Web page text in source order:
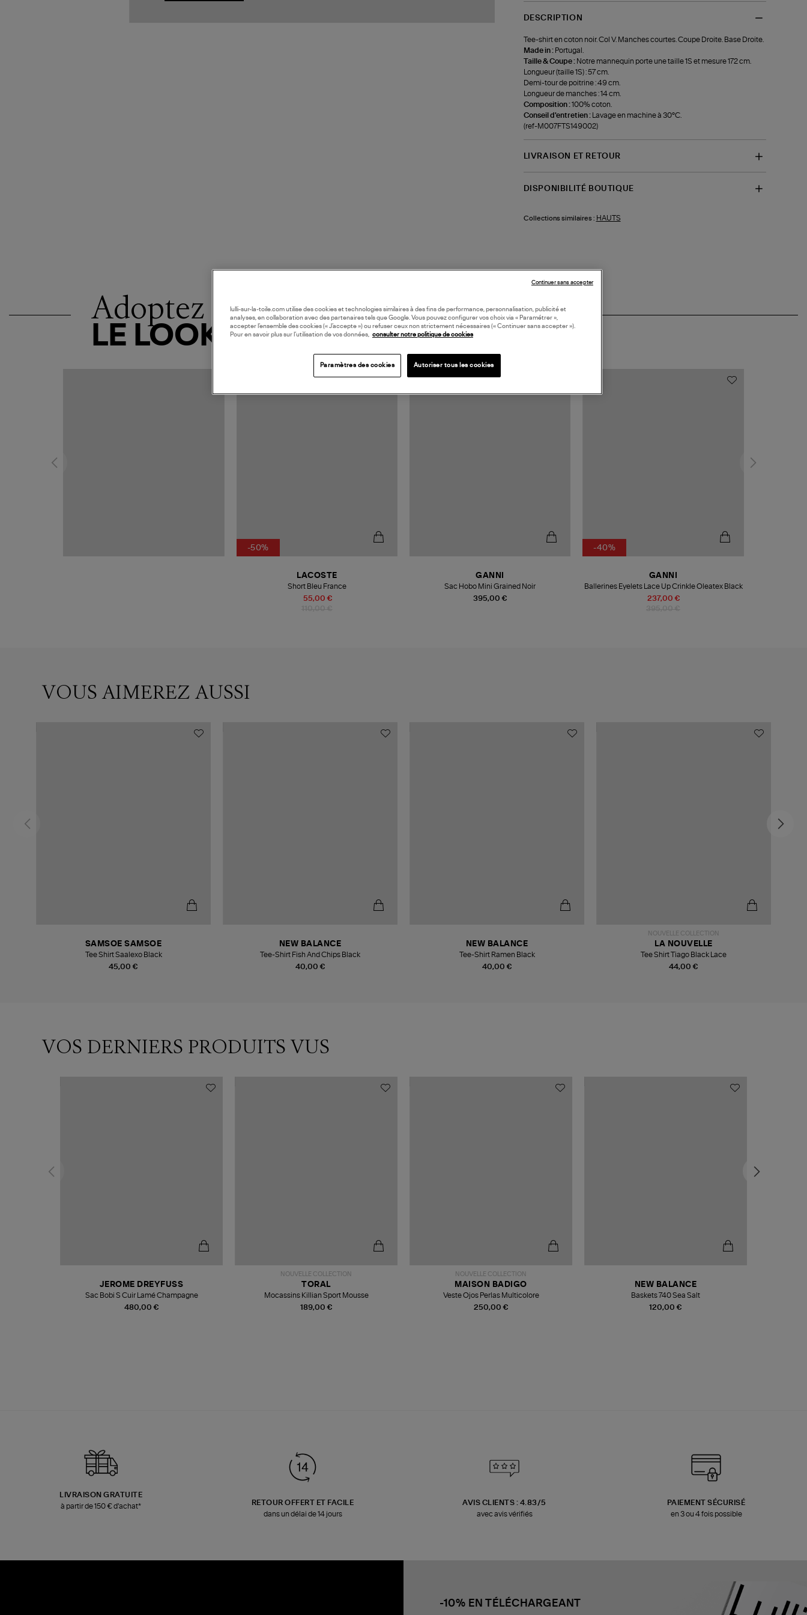
DESCRIPTION
Tee-shirt en coton noir. Col V. Manches courtes. Coupe Droite. Base Droite.
Made in : Portugal.
Taille & Coupe : Notre mannequin porte une taille 1S et mesure 172 cm.
Longueur (taille 1S) : 57 cm.
Demi-tour de poitrine : 49 cm.
Longueur de manches : 14 cm.
Composition :100% coton.
Conseil d'entretien :
Lavage en machine à 30°C.
(ref-M007FTS149002)
LIVRAISON ET RETOUR
DISPONIBILITÉ BOUTIQUE
Collections similaires : HAUTS
Adoptez
LE LOOK
-50%
55,00 €
LACOSTE
Short Bleu France
395,00 €
GANNI
Sac Hobo Mini Grained Noir
-40%
237,00 €
GANNI
Ballerines Eyelets Lace Up Crinkle Oleatex Black
VOUS AIMEREZ AUSSI
45,00 €
SAMSOE SAMSOE
Tee Shirt Saalexo Black
40,00 €
NEW BALANCE
Tee-Shirt Fish And Chips Black
40,00 €
NEW BALANCE
Tee-Shirt Ramen Black
NOUVELLE COLLECTION
44,00 €
LA NOUVELLE
Tee Shirt Tiago Black Lace
VOS DERNIERS PRODUITS VUS
480,00 €
JEROME DREYFUSS
Sac Bobi S Cuir Lamé Champagne
NOUVELLE COLLECTION
189,00 €
TORAL
Mocassins Killian Sport Mousse
NOUVELLE COLLECTION
250,00 €
MAISON BADIGO
Veste Ojos Perlas Multicolore
120,00 €
NEW BALANCE
Baskets 740 Sea Salt
LIVRAISON GRATUITE
à partir de 150 € d'achat*
RETOUR OFFERT ET FACILE
dans un délai de 14 jours
AVIS CLIENTS : 4.83/5
avec avis vérifiés
PAIEMENT SÉCURISÉ
en 3 ou 4 fois possible
-10% EN TÉLÉCHARGEANT
lulli-sur-la-toile.com utilise des cookies et technologies similaires à des fins de performance, personnalisation, publicité et
analyses, en collaboration avec des partenaires tels que Google. Vous pouvez configurer vos choix via « Paramétrer »,
accepter l’ensemble des cookies (« J’accepte ») ou refuser ceux non strictement nécessaires (« Continuer sans accepter »).
Pour en savoir plus sur l’utilisation de vos données, consulter notre politique de cookies
Paramètres des cookies Autoriser tous les cookies
Continuer sans accepter